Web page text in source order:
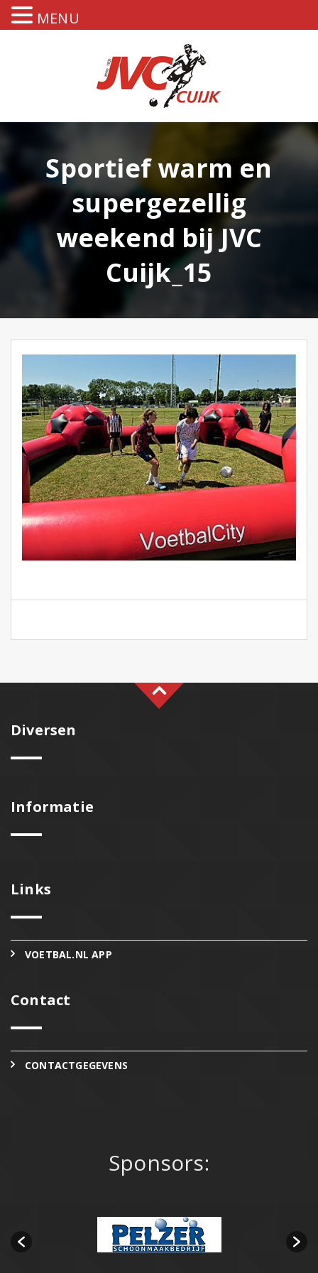
Sportief warm en
supergezellig
weekend bij JVC
Cuijk_15
Diversen
Informatie
Links
VOETBAL.NL APP
Contact
CONTACTGEGEVENS
Sponsors:
MENU